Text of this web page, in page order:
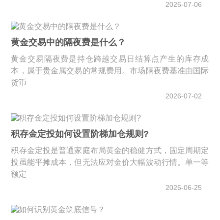
2026-07-06
黄金交易中的隔夜费是什么？
黄金交易隔夜费是持仓跨越交易日结算点产生的库存成
本，属于贵金属交易的常规费用。市场隔夜费基准由国际
货币
2026-07-02
积存金定投如何设置阶梯加仓规则?
积存金定投是普通家庭布局黄金的稳健方式，固定周期定
投虽能平摊成本，但无法应对金价大幅波动行情。单一等
额定
2026-06-25